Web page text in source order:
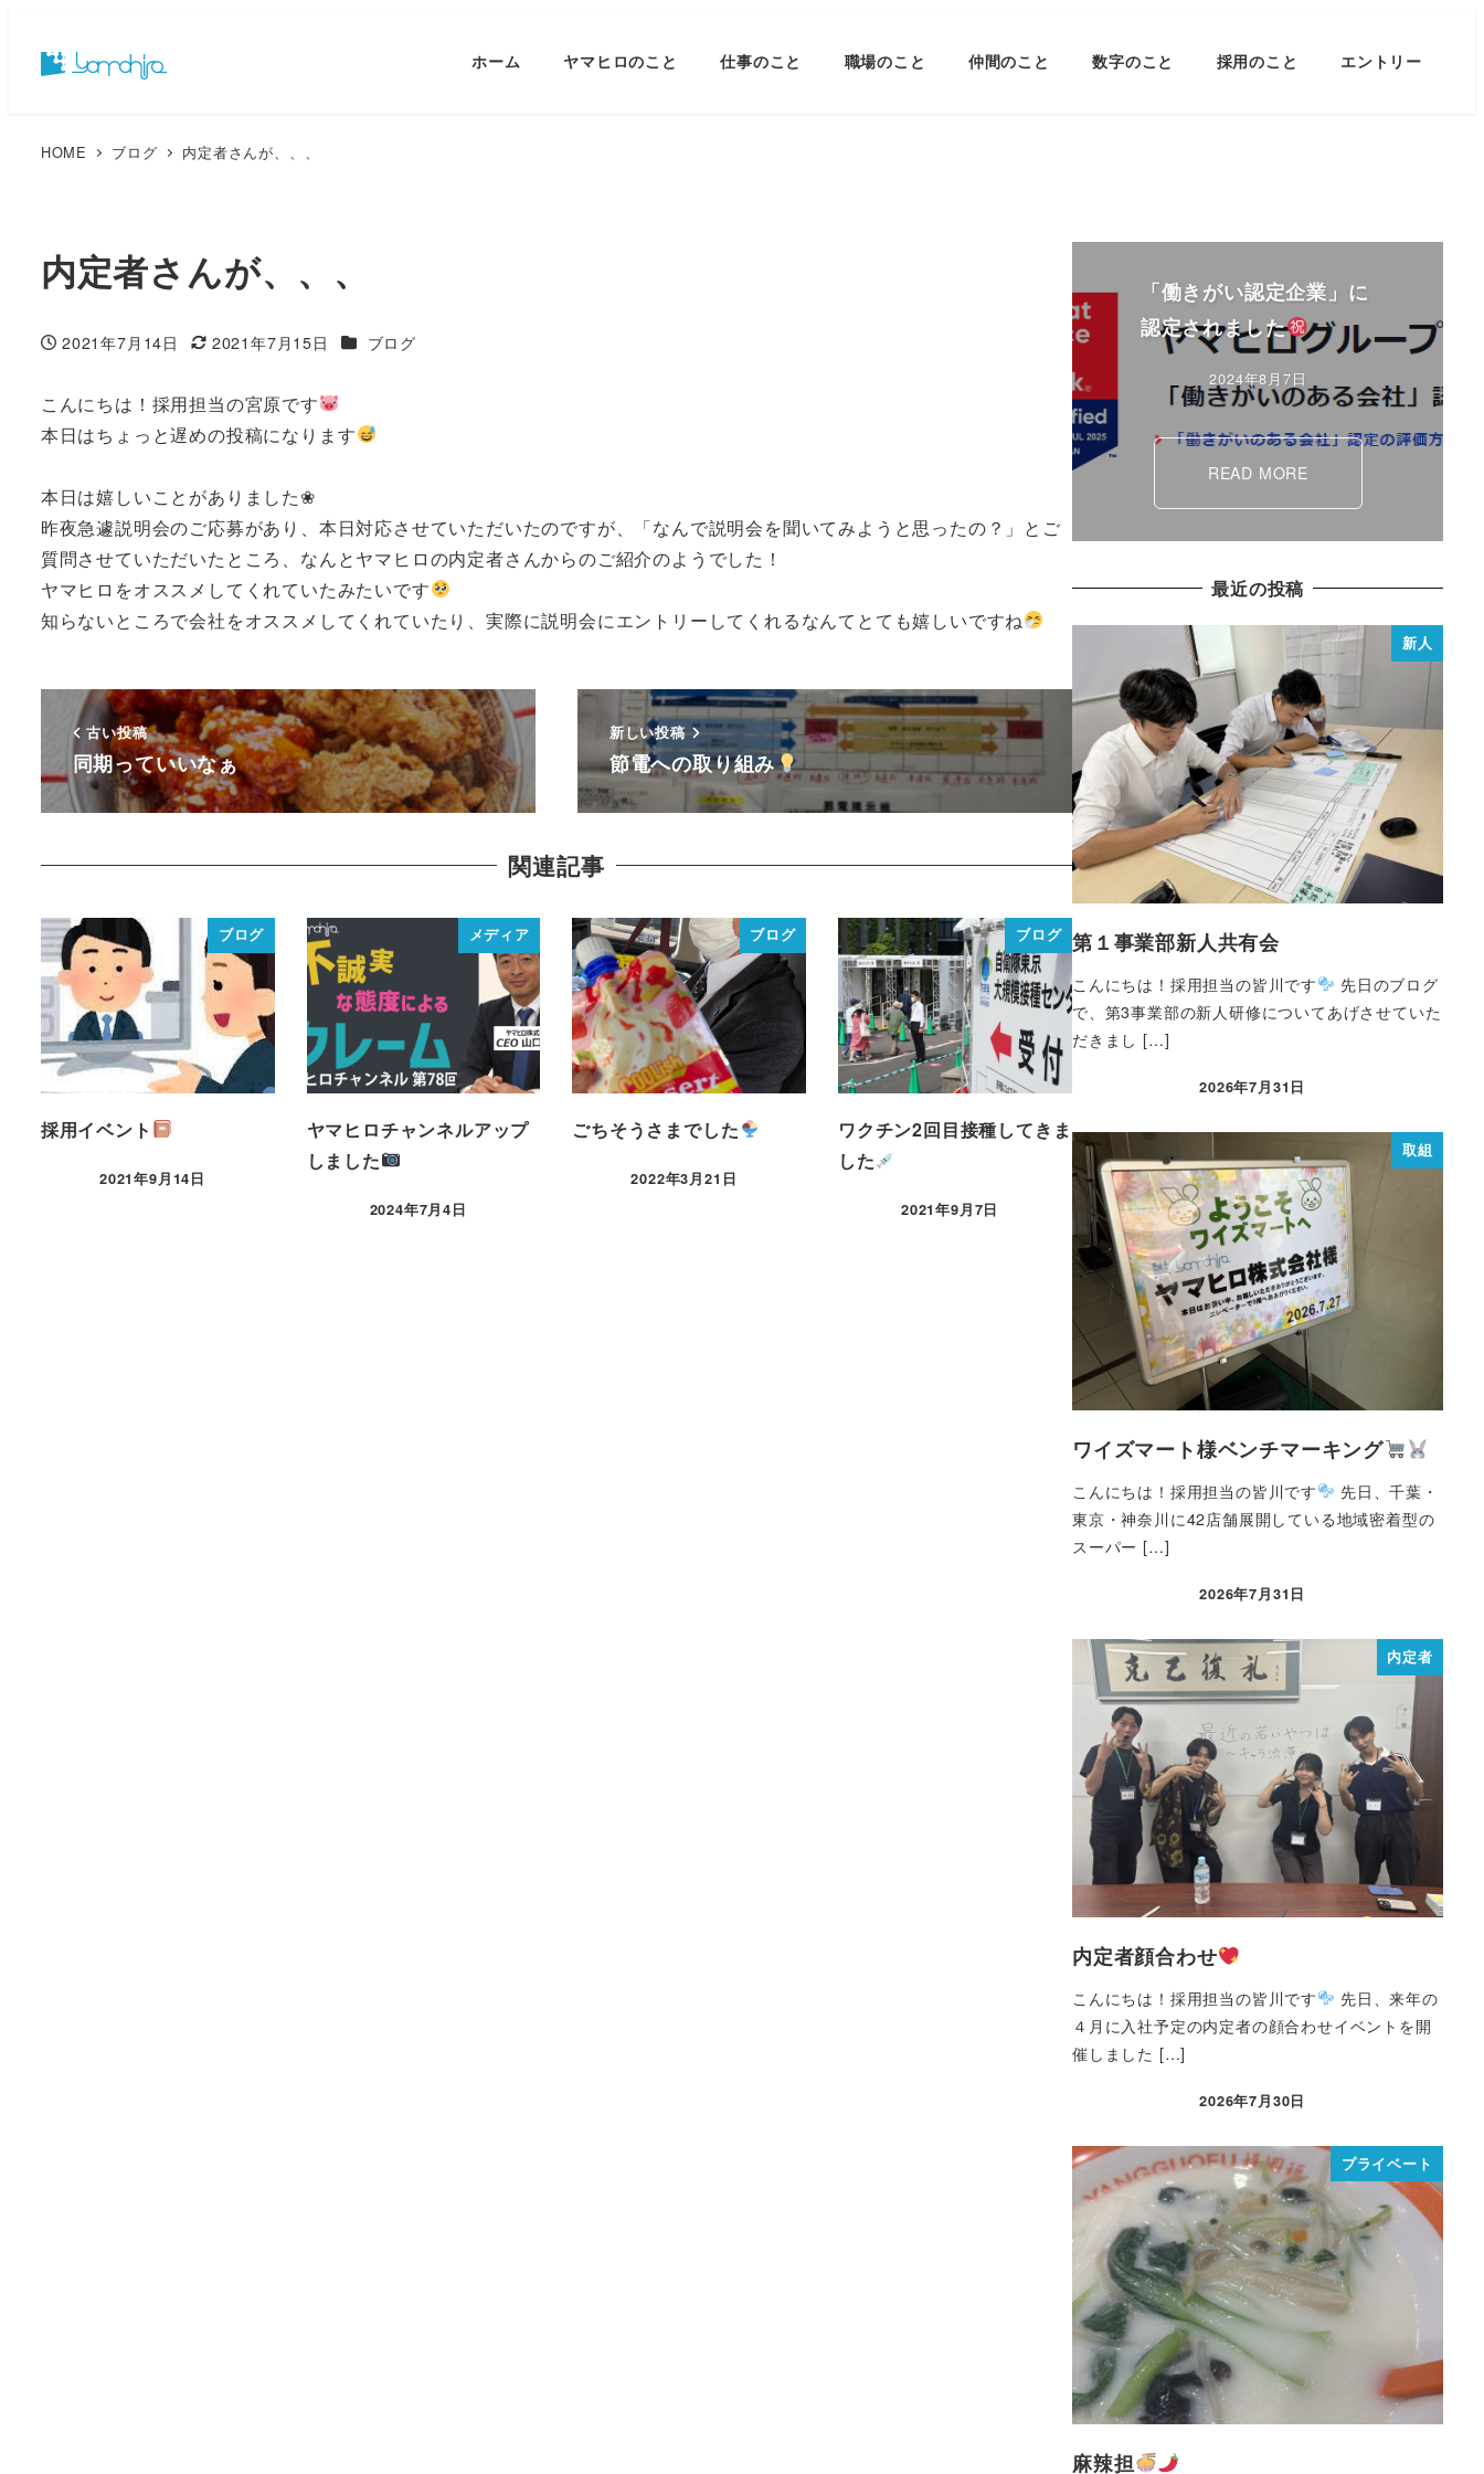
ホーム ヤマヒロのこと 仕事のこと 職場のこと 仲間のこと 数字のこと 採用のこと エントリー
HOME ブログ 内定者さんが、、、
内定者さんが、、、
投稿日
2021年7月14日
更新日
2021年7月15日 カテゴリー
ブログ
こんにちは！採用担当の宮原です
本日はちょっと遅めの投稿になります
本日は嬉しいことがありました❀
昨夜急遽説明会のご応募があり、本日対応させていただいたのですが、「なんで説明会を聞いてみようと思ったの？」とご
質問させていただいたところ、なんとヤマヒロの内定者さんからのご紹介のようでした！
ヤマヒロをオススメしてくれていたみたいです
知らないところで会社をオススメしてくれていたり、実際に説明会にエントリーしてくれるなんてとても嬉しいですね
古い投稿
同期っていいなぁ
新しい投稿
節電への取り組み
関連記事
ブログ
採用イベント
2021年9月14日
メディア
ヤマヒロチャンネルアップ
しました
2024年7月4日
ブログ
ごちそうさまでした
2022年3月21日
ブログ
ワクチン2回目接種してきま
した
2021年9月7日
「働きがい認定企業」に
認定されました
2024年8月7日
READ MORE
最近の投稿
新人
第１事業部新人共有会
こんにちは！採用担当の皆川です
先日のブログ
で、第3事業部の新人研修についてあげさせていた
だきまし […]
2026年7月31日
取組
ワイズマート様ベンチマーキング
こんにちは！採用担当の皆川です
先日、千葉・
東京・神奈川に42店舗展開している地域密着型の
スーパー […]
2026年7月31日
内定者
内定者顔合わせ
こんにちは！採用担当の皆川です
先日、来年の
４月に入社予定の内定者の顔合わせイベントを開
催しました […]
2026年7月30日
プライベート
麻辣担